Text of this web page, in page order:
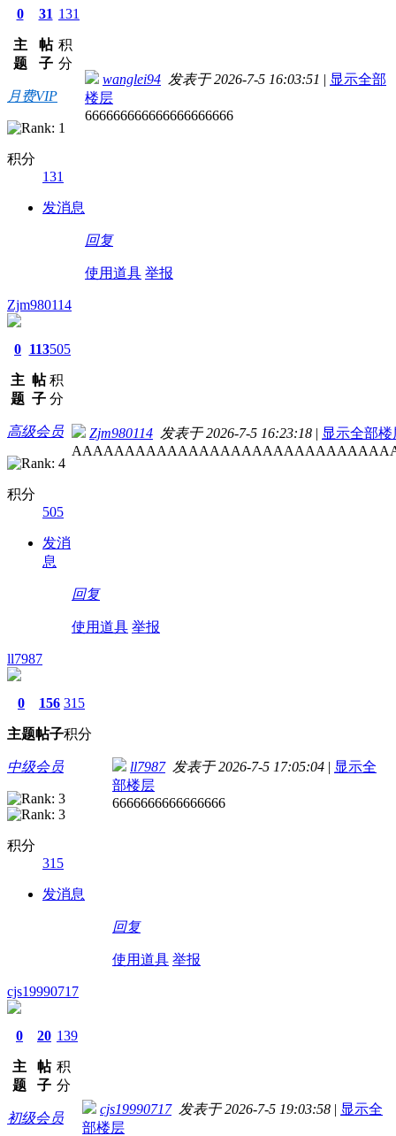
0
主
题
31
帖
子
131
积
分
月费VIP
积分
131
发消息
wanglei94 发表于 2026-7-5 16:03:51 | 显示全部
楼层
666666666666666666666
回复
使用道具 举报
Zjm980114
0
主
题
113
帖
子
505
积
分
高级会员
积分
505
发消
息
Zjm980114 发表于 2026-7-5 16:23:18 | 显示全部楼
回复
使用道具 举报
ll7987
0
主题
156
帖子
315
积分
中级会员
积分
315
发消息
ll7987发表于 2026-7-5 17:05:04 | 显示全
部楼层
6666666666666666
回复
使用道具 举报
cjs19990717
0
主
题
20
帖
子
139
积
分
初级会员
cjs19990717发表于 2026-7-5 19:03:58 | 显示全
部楼层